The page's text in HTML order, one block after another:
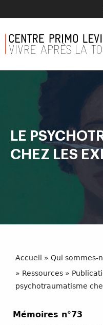
LE
CHEZ LES
Accueil » Qui sommes-
» Ressources »
psychotraumatisme
Mémoires n°73